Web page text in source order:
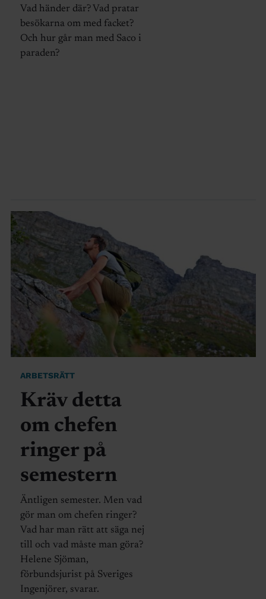
Vad händer där? Vad pratar
besökarna om med facket?
Och hur går man med Saco i
paraden?
ARBETSRÄTT
Kräv detta
om chefen
ringer på
semestern
Äntligen semester. Men vad
gör man om chefen ringer?
Vad har man rätt att säga nej
till och vad måste man göra?
Helene Sjöman,
förbundsjurist på Sveriges
Ingenjörer, svarar.